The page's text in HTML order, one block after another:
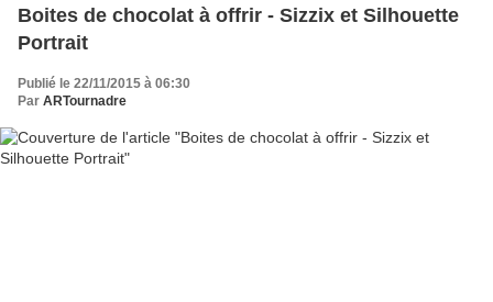
Boites de chocolat à offrir - Sizzix et Silhouette
Portrait
Publié le 22/11/2015 à 06:30
Par ARTournadre